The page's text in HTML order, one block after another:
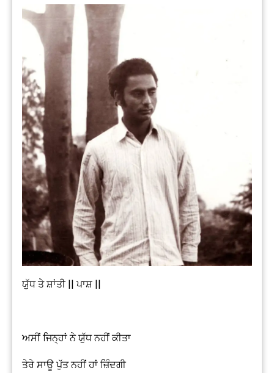
ਯੁੱਧ ਤੇ ਸ਼ਾਂਤੀ || ਪਾਸ਼ ||
ਅਸੀਂ ਜਿਨ੍ਹਾਂ ਨੇ ਯੁੱਧ ਨਹੀਂ ਕੀਤਾ
ਤੇਰੇ ਸਾਊ ਪੁੱਤ ਨਹੀਂ ਹਾਂ ਜ਼ਿੰਦਗੀ